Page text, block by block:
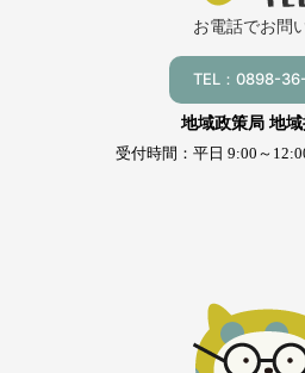
お電話でお問
TEL：0898-
地域政策局 地
受付時間：平日 9:00～